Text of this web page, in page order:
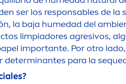
ser los responsables de la
la baja humedad del
limpiadores agresivos,
importante. Por otro
determinantes para la